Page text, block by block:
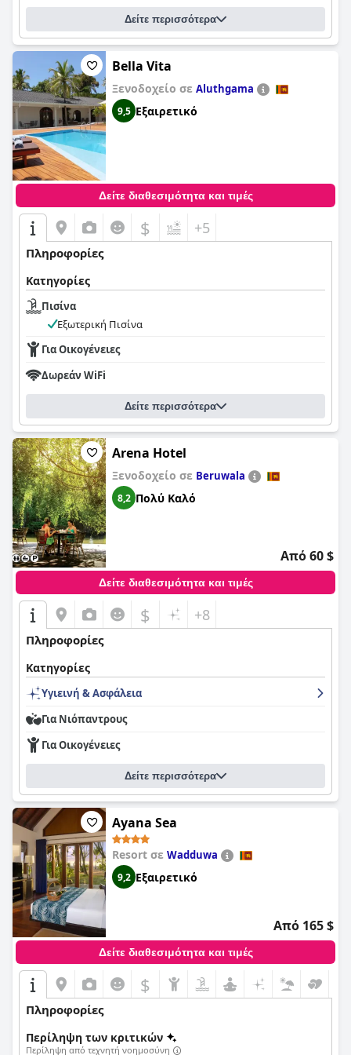
Δείτε περισσότερα
Bella Vita
Ξενοδοχείο σε Aluthgama
9,5 Εξαιρετικό
Δείτε διαθεσιμότητα και τιμές
$ +5
Πληροφορίες
Κατηγορίες
Πισίνα
Εξωτερική Πισίνα
Για Οικογένειες
Δωρεάν WiFi
Δείτε περισσότερα
Arena Hotel
Ξενοδοχείο σε Beruwala
8,2 Πολύ Καλό
Από 60 $
Δείτε διαθεσιμότητα και τιμές
$ +8
Πληροφορίες
Κατηγορίες
Υγιεινή & Ασφάλεια
Για Νιόπαντρους
Για Οικογένειες
Δείτε περισσότερα
Ayana Sea
Resort σε Wadduwa
9,2 Εξαιρετικό
Από 165 $
Δείτε διαθεσιμότητα και τιμές
$
Πληροφορίες
Περίληψη των κριτικών
Περίληψη από τεχνητή νοημοσύνη